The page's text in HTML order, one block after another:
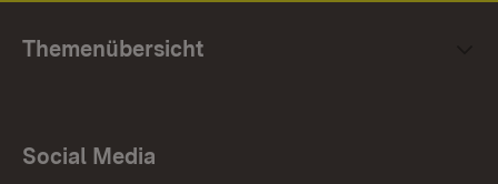
Themenübersicht
Social Media